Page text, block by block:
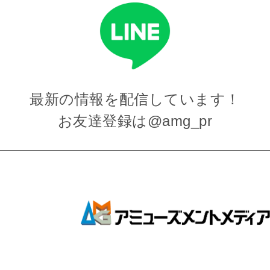
最新の情報を配信しています！
お友達登録は @amg_pr